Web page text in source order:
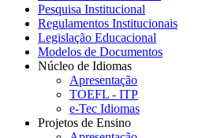
Pesquisa Institucional
Regulamentos Institucionais
Legislação Educacional
Modelos de Documentos
Núcleo de Idiomas
Apresentação
TOEFL - ITP
e-Tec Idiomas
Projetos de Ensino